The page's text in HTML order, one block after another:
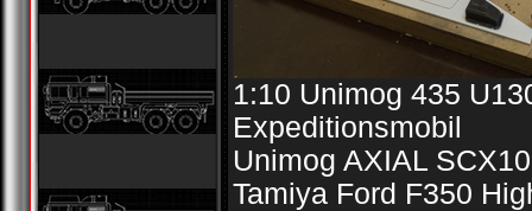
1:10 Unimog 435
Expeditionsmobil
Unimog AXIAL SCX10
Tamiya Ford F350